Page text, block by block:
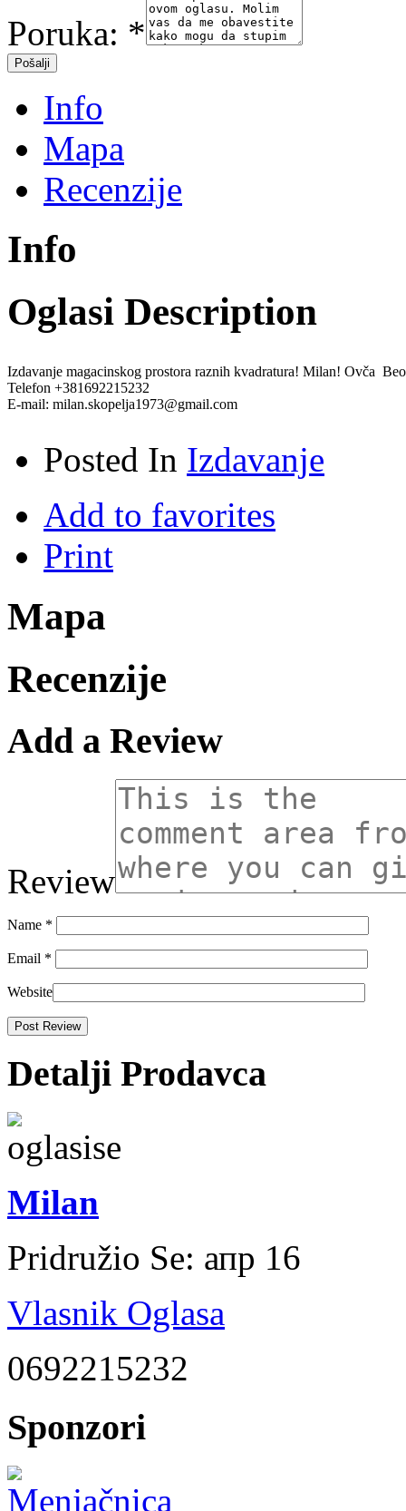
Poruka: *
Info
Mapa
Recenzije
Info
Oglasi Description
Izdavanje magacinskog prostora raznih kvadratura! Milan! Ovča
Telefon +381692215232
E-mail: milan.skopelja1973@gmail.com
Posted In Izdavanje
Add to favorites
Print
Mapa
Recenzije
Add a Review
Review
Name *
Email *
Website
Detalji Prodavca
Milan
Pridružio Se: апр 16
Vlasnik Oglasa
0692215232
Sponzori